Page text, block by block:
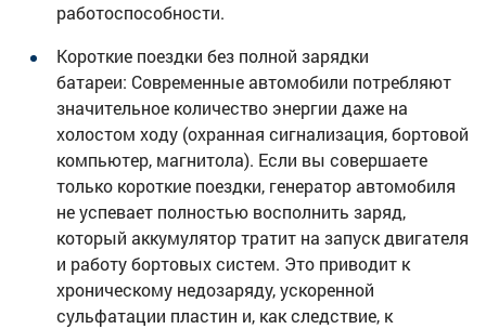
работоспособности.
Короткие поездки без полной зарядки
батареи: Современные автомобили потребляют
значительное количество энергии даже на
холостом ходу (охранная сигнализация, бортовой
компьютер, магнитола). Если вы совершаете
только короткие поездки, генератор автомобиля
не успевает полностью восполнить заряд,
который аккумулятор тратит на запуск двигателя
и работу бортовых систем. Это приводит к
хроническому недозаряду, ускоренной
сульфатации пластин и, как следствие, к